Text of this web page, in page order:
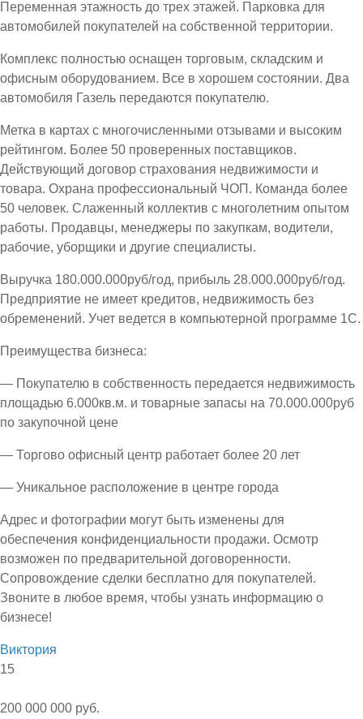
Переменная этажность до трех этажей. Парковка для
автомобилей покупателей на собственной территории.
Комплекс полностью оснащен торговым, складским и
офисным оборудованием. Все в хорошем состоянии. Два
автомобиля Газель передаются покупателю.
Метка в картах с многочисленными отзывами и высоким
рейтингом. Более 50 проверенных поставщиков.
Действующий договор страхования недвижимости и
товара. Охрана профессиональный ЧОП. Команда более
50 человек. Слаженный коллектив с многолетним опытом
работы. Продавцы, менеджеры по закупкам, водители,
рабочие, уборщики и другие специалисты.
Выручка 180.000.000руб/год, прибыль 28.000.000руб/год.
Предприятие не имеет кредитов, недвижимость без
обременений. Учет ведется в компьютерной программе 1С.
Преимущества бизнеса:
— Покупателю в собственность передается недвижимость
площадью 6.000кв.м. и товарные запасы на 70.000.000руб
по закупочной цене
— Торгово офисный центр работает более 20 лет
— Уникальное расположение в центре города
Адрес и фотографии могут быть изменены для
обеспечения конфиденциальности продажи. Осмотр
возможен по предварительной договоренности.
Сопровождение сделки бесплатно для покупателей.
Звоните в любое время, чтобы узнать информацию о
бизнесе!
Виктория
15
200 000 000 руб.